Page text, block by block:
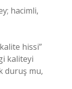
hacimli,
hissi”
kaliteyi
duruş mu,